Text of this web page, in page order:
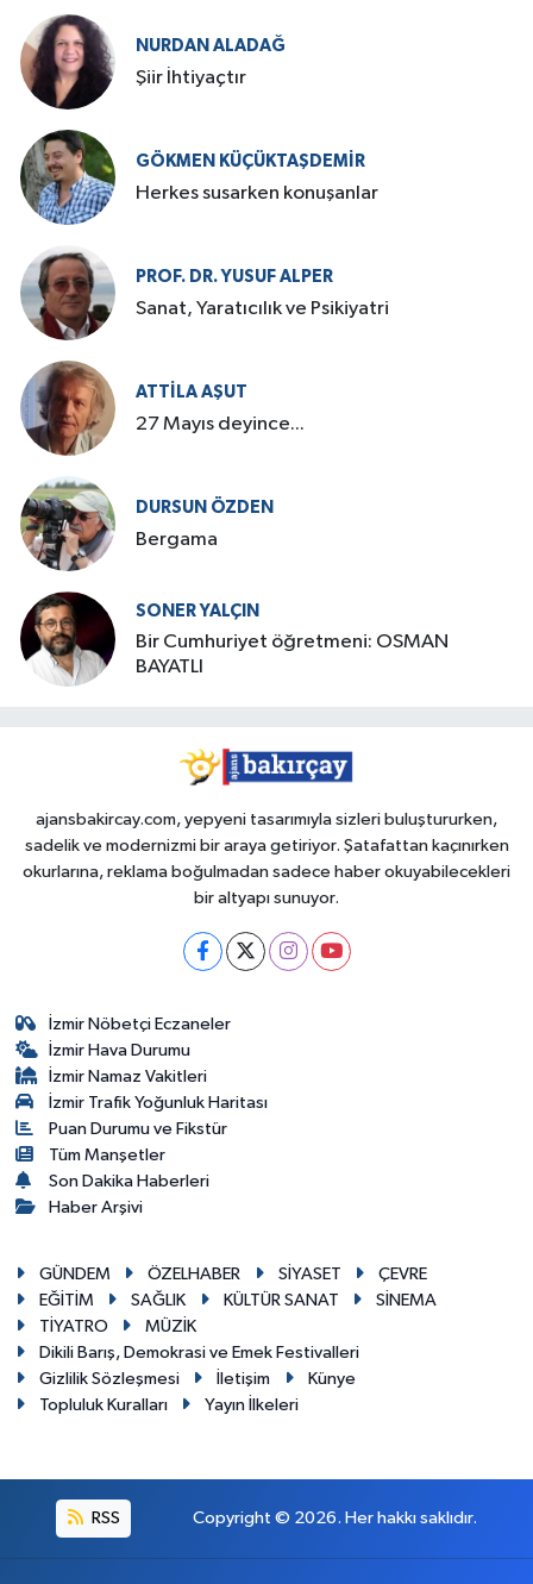
NURDAN ALADAĞ
Şiir İhtiyaçtır
GÖKMEN KÜÇÜKTAŞDEMIR
Herkes susarken konuşanlar
PROF. DR. YUSUF ALPER
Sanat, Yaratıcılık ve Psikiyatri
ATTILA AŞUT
27 Mayıs deyince...
DURSUN ÖZDEN
Bergama
SONER YALÇIN
Bir Cumhuriyet öğretmeni: OSMAN
BAYATLI
ajansbakircay.com, yepyeni tasarımıyla sizleri buluştururken,
sadelik ve modernizmi bir araya getiriyor. Şatafattan kaçınırken
okurlarına, reklama boğulmadan sadece haber okuyabilecekleri
bir altyapı sunuyor.
İzmir Nöbetçi Eczaneler
İzmir Hava Durumu
İzmir Namaz Vakitleri
İzmir Trafik Yoğunluk Haritası
Puan Durumu ve Fikstür
Tüm Manşetler
Son Dakika Haberleri
Haber Arşivi
GÜNDEM ÖZELHABER SİYASET
ÇEVRE
EĞİTİM
SAĞLIK KÜLTÜR SANAT
SİNEMA
TİYATRO
MÜZİK
Dikili Barış, Demokrasi ve Emek Festivalleri
Gizlilik Sözleşmesi
İletişim
Künye
Topluluk Kuralları
Yayın İlkeleri
RSS Copyright © 2026. Her hakkı saklıdır.